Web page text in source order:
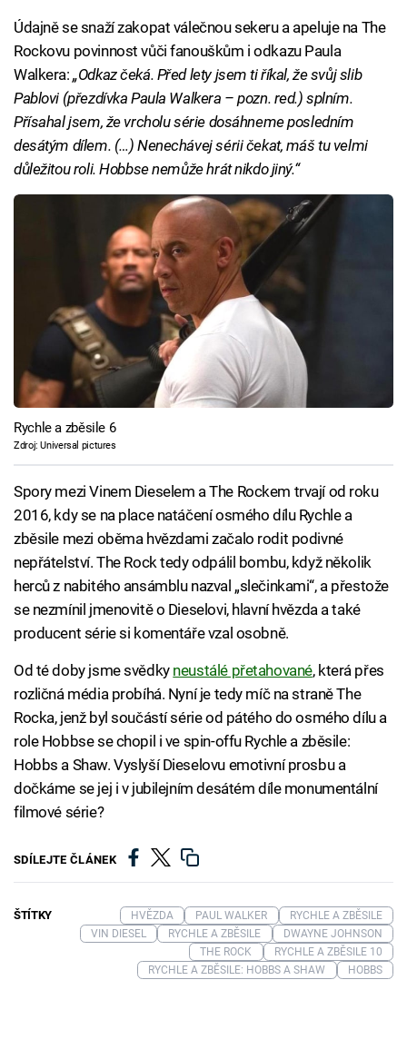
Údajně se snaží zakopat válečnou sekeru a apeluje na The
Rockovu povinnost vůči fanouškům i odkazu Paula
Walkera:„Odkaz čeká. Před lety jsem ti říkal, že svůj slib
Pablovi (přezdívka Paula Walkera – pozn. red.) splním.
Přísahal jsem, že vrcholu série dosáhneme posledním
desátým dílem. (…) Nenechávej sérii čekat, máš tu velmi
důležitou roli. Hobbse nemůže hrát nikdo jiný.“
Rychle a zběsile 6
Zdroj: Universal pictures
Spory mezi Vinem Dieselem a The Rockem trvají od roku
2016, kdy se na place natáčení osmého dílu Rychle a
zběsile mezi oběma hvězdami začalo rodit podivné
nepřátelství. The Rock tedy odpálil bombu, když několik
herců z nabitého ansámblu nazval „slečinkami“, a přestože
se nezmínil jmenovitě o Dieselovi, hlavní hvězda a také
producent série si komentáře vzal osobně.
Od té doby jsme svědky neustálé přetahované, která přes
rozličná média probíhá. Nyní je tedy míč na straně The
Rocka, jenž byl součástí série od pátého do osmého dílu a
role Hobbse se chopil i ve spin-offu Rychle a zběsile:
Hobbs a Shaw. Vyslyší Dieselovu emotivní prosbu a
dočkáme se jej i v jubilejním desátém díle monumentální
filmové série?
SDÍLEJTE ČLÁNEK
ŠTÍTKY HVĚZDA PAUL WALKER
RYCHLE A ZBĚSILE
VIN DIESEL
RYCHLE A ZBĚSILE
DWAYNE JOHNSON
THE ROCK
RYCHLE A ZBĚSILE 10
RYCHLE A ZBĚSILE: HOBBS A SHAW
HOBBS